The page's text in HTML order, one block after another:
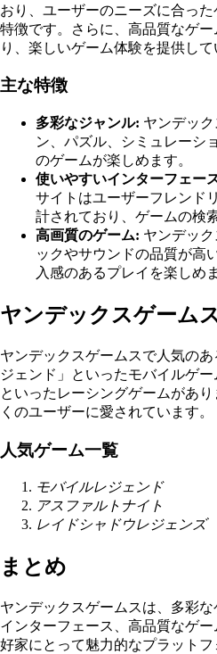
おり、ユーザーのニーズに合っ
特徴です。さらに、高品質なゲ
り、楽しいゲーム体験を提供して
主な特徴
多彩なジャンル: ヤンデッ
ン、パズル、シミュレーシ
のゲームが楽しめます。
使いやすいインターフェー
サイトはユーザーフレンド
計されており、ゲームの検
高画質のゲーム: ヤンデッ
ックやサウンドの品質が高
入感のあるプレイを楽しめ
ヤンデックスゲーム
ヤンデックスゲームスで人気の
ジェンド」といったモバイルゲー
といったレーシングゲームがあ
くのユーザーに愛されています。
人気ゲーム一覧
モバイルレジェンド
アスファルトナイト
レイドシャドウレジェンズ
まとめ
ヤンデックスゲームスは、多彩
インターフェース、高品質なゲ
好家にとって魅力的なプラット